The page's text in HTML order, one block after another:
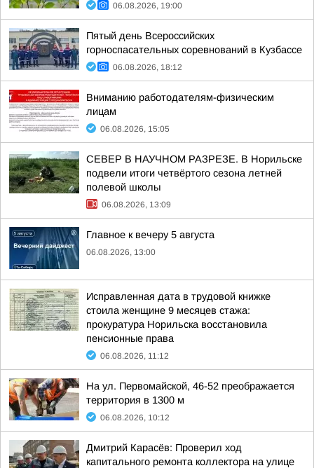
06.08.2026, 19:00
Пятый день Всероссийских
горноспасательных соревнований в Кузбассе
06.08.2026, 18:12
Вниманию работодателям-физическим
лицам
06.08.2026, 15:05
СЕВЕР В НАУЧНОМ РАЗРЕЗЕ. В Норильске
подвели итоги четвёртого сезона летней
полевой школы
06.08.2026, 13:09
Главное к вечеру 5 августа
06.08.2026, 13:00
Исправленная дата в трудовой книжке
стоила женщине 9 месяцев стажа:
прокуратура Норильска восстановила
пенсионные права
06.08.2026, 11:12
На ул. Первомайской, 46-52 преображается
территория в 1300 м
06.08.2026, 10:12
Дмитрий Карасёв: Проверил ход
капитального ремонта коллектора на улице